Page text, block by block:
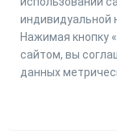
индивидуальной
Нажимая кнопку
сайтом, вы
данных